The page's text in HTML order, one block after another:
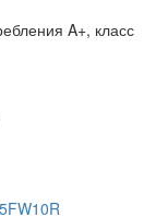
A+, класс